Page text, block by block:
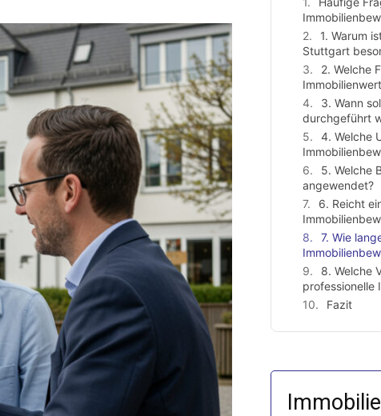
1. Warum
Stuttgart
2. Welche
3. Wann
durchgeführt
4. Welche
5. Welche
angewendet?
6. Reicht
7. Wie
8. Welche
professionelle
Fazit